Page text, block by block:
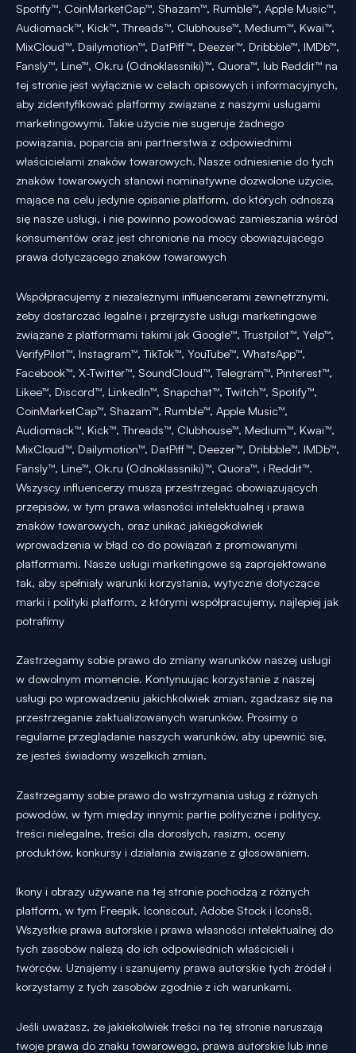
Spotify™, CoinMarketCap™, Shazam™, Rumble™, Apple Music™,
Audiomack™, Kick™, Threads™, Clubhouse™, Medium™, Kwai™,
MixCloud™, Dailymotion™, DatPiff™, Deezer™, Dribbble™, IMDb™,
Fansly™, Line™, Ok.ru (Odnoklassniki)™, Quora™, lub Reddit™ na
tej stronie jest wyłącznie w celach opisowych i informacyjnych,
aby zidentyfikować platformy związane z naszymi usługami
marketingowymi. Takie użycie nie sugeruje żadnego
powiązania, poparcia ani partnerstwa z odpowiednimi
właścicielami znaków towarowych. Nasze odniesienie do tych
znaków towarowych stanowi nominatywne dozwolone użycie,
mające na celu jedynie opisanie platform, do których odnoszą
się nasze usługi, i nie powinno powodować zamieszania wśród
konsumentów oraz jest chronione na mocy obowiązującego
prawa dotyczącego znaków towarowych
Współpracujemy z niezależnymi influencerami zewnętrznymi,
żeby dostarczać legalne i przejrzyste usługi marketingowe
związane z platformami takimi jak Google™, Trustpilot™, Yelp™,
VerifyPilot™, Instagram™, TikTok™, YouTube™, WhatsApp™,
Facebook™, X-Twitter™, SoundCloud™, Telegram™, Pinterest™,
Likee™, Discord™, LinkedIn™, Snapchat™, Twitch™, Spotify™,
CoinMarketCap™, Shazam™, Rumble™, Apple Music™,
Audiomack™, Kick™, Threads™, Clubhouse™, Medium™, Kwai™,
MixCloud™, Dailymotion™, DatPiff™, Deezer™, Dribbble™, IMDb™,
Fansly™, Line™, Ok.ru (Odnoklassniki)™, Quora™, i Reddit™.
Wszyscy influencerzy muszą przestrzegać obowiązujących
przepisów, w tym prawa własności intelektualnej i prawa
znaków towarowych, oraz unikać jakiegokolwiek
wprowadzenia w błąd co do powiązań z promowanymi
platformami. Nasze usługi marketingowe są zaprojektowane
tak, aby spełniały warunki korzystania, wytyczne dotyczące
marki i polityki platform, z którymi współpracujemy, najlepiej jak
potrafimy
Zastrzegamy sobie prawo do zmiany warunków naszej usługi
w dowolnym momencie. Kontynuując korzystanie z naszej
usługi po wprowadzeniu jakichkolwiek zmian, zgadzasz się na
przestrzeganie zaktualizowanych warunków. Prosimy o
regularne przeglądanie naszych warunków, aby upewnić się,
że jesteś świadomy wszelkich zmian.
Zastrzegamy sobie prawo do wstrzymania usług z różnych
powodów, w tym między innymi: partie polityczne i politycy,
treści nielegalne, treści dla dorosłych, rasizm, oceny
produktów, konkursy i działania związane z głosowaniem.
Ikony i obrazy używane na tej stronie pochodzą z różnych
platform, w tym Freepik, Iconscout, Adobe Stock i Icons8.
Wszystkie prawa autorskie i prawa własności intelektualnej do
tych zasobów należą do ich odpowiednich właścicieli i
twórców. Uznajemy i szanujemy prawa autorskie tych źródeł i
korzystamy z tych zasobów zgodnie z ich warunkami.
Jeśli uważasz, że jakiekolwiek treści na tej stronie naruszają
twoje prawa do znaku towarowego, prawa autorskie lub inne